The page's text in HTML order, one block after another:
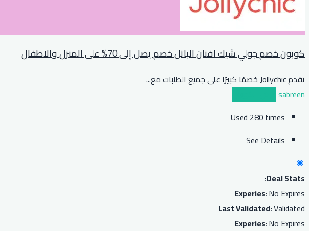
كوبون خصم جولي شيك افنان الباتل خصم يصل إلى 70% على المنزل والاطفال
تقدم Jollychic خصمًا كبيرًا على جميع الطلبات مع
...
sabreen
Used 280 times
See Details
Deal Stats:
Experies:No Expires
Last Validated:Validated
Experies:No Expires